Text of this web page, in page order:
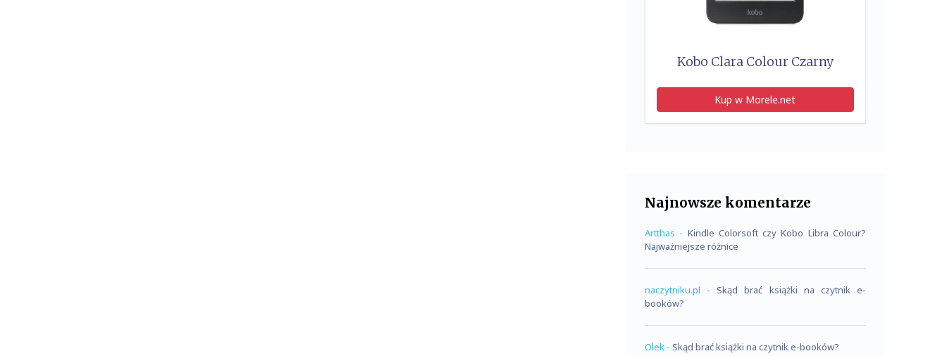
Kobo Clara Colour Czarny
Kup w Morele.net
Najnowsze komentarze
Artthas - Kindle Colorsoft czy Kobo Libra Colour?
Najważniejsze różnice
naczytniku.pl - Skąd brać książki na czytnik e-
booków?
Olek - Skąd brać książki na czytnik e-booków?